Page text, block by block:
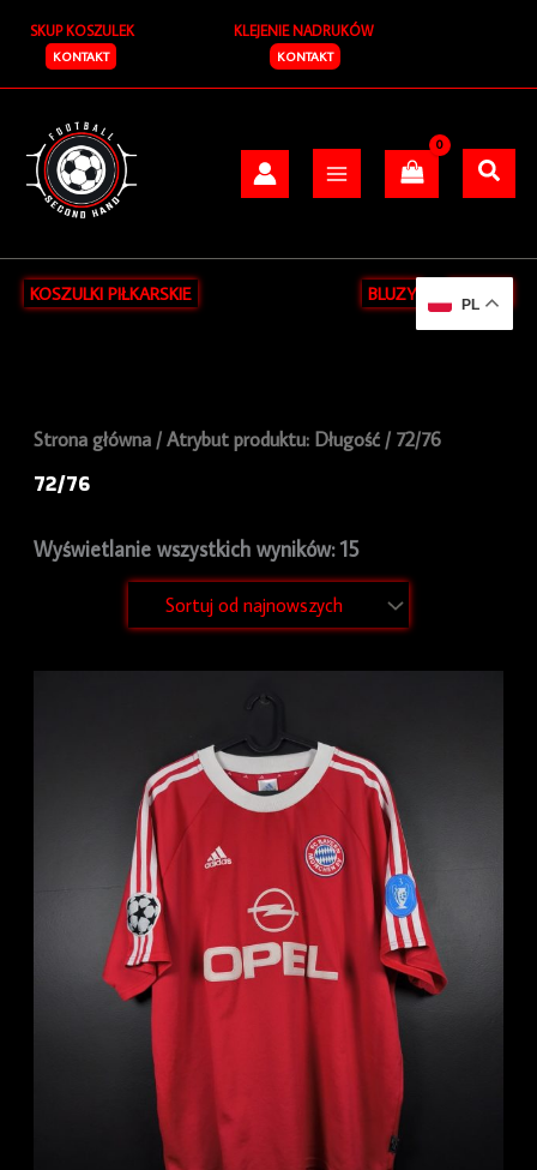
treści
SKUP KOSZULEK
KONTAKT
KLEJENIE NADRUKÓW
KONTAKT
KOSZULKI PIŁKARSKIE BLUZY KURTKI
u
Strona główna/ Atrybut produktu: Długość / 72/76
72/76
Wyświetlanie wszystkich wyników: 15
według
PL